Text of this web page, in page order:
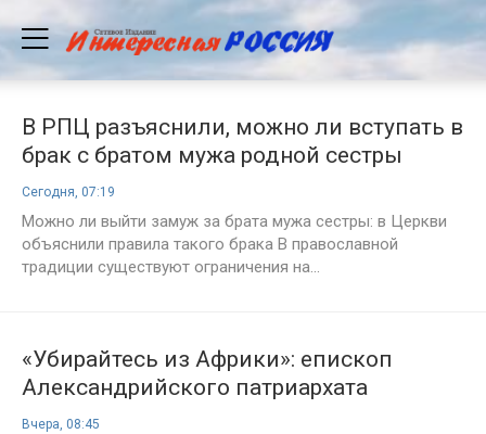
В РПЦ разъяснили, можно ли вступать в
брак с братом мужа родной сестры
Сегодня, 07:19
Можно ли выйти замуж за брата мужа сестры: в Церкви
объяснили правила такого брака В православной
традиции существуют ограничения на...
«Убирайтесь из Африки»: епископ
Александрийского патриархата
потребовал ухода священников РПЦ
Вчера, 08:45